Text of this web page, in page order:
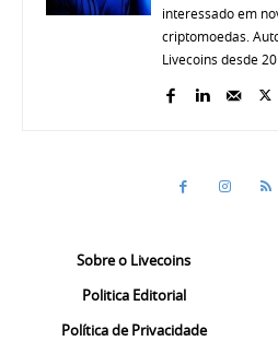
interessado em
criptomoedas.
Livecoins desde
Sobre o Livecoins
Politica Editorial
Política de Privacidade